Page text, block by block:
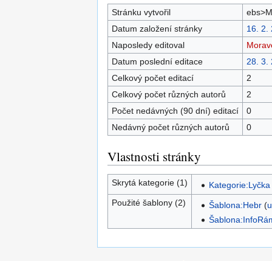
Stránku vytvořil
Datum založení stránky
16. 2.
Naposledy editoval
Datum poslední editace
28. 3.
Celkový počet editací
2
Celkový počet různých autorů
2
Počet nedávných (90 dní) editací
0
Nedávný počet různých autorů
0
Vlastnosti stránky
Skrytá kategorie (1)
Použité šablony (2)
Šablona:Hebr(